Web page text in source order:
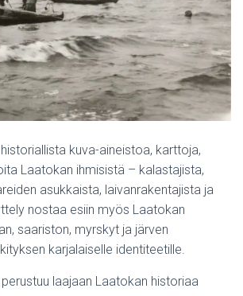
kuva-aineistoa, karttoja,
Laatokan ihmisistä – kalastajista,
asukkaista, laivanrakentajista ja
nostaa esiin myös Laatokan
saariston, myrskyt ja järven
karjalaiselle identiteetille.
laajaan Laatokan historiaa